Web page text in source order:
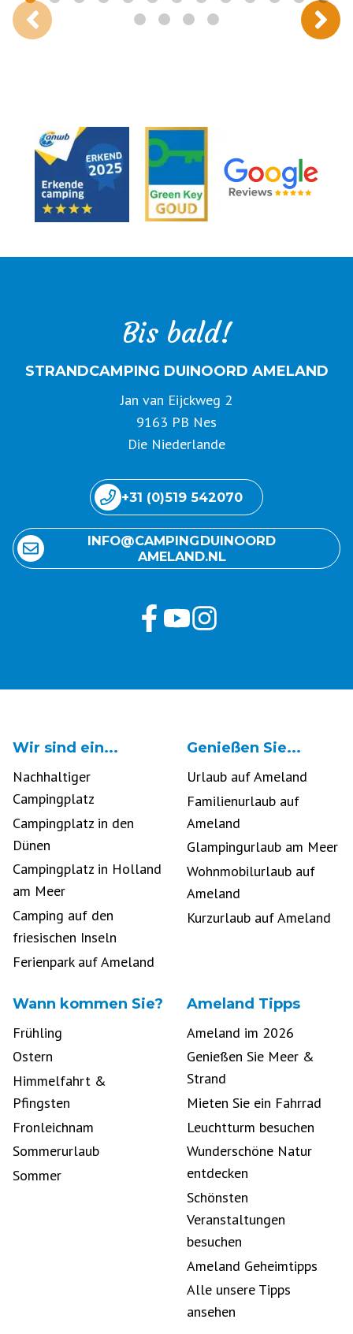
Bis bald!
STRANDCAMPING DUINOORD AMELAND
Jan van Eijckweg 2
9163 PB Nes
Die Niederlande
+31 (0)519 542070
INFO@ CAMPING DUINOORD
AMELAND.NL
Wir sind ein...
Nachhaltiger
Campingplatz
Campingplatz in den
Dünen
Campingplatz in Holland
am Meer
Camping auf den
friesischen Inseln
Ferienpark auf Ameland
Genießen Sie...
Urlaub auf Ameland
Familienurlaub auf
Ameland
Glampingurlaub am Meer
Wohnmobilurlaub auf
Ameland
Kurzurlaub auf Ameland
Wann kommen Sie?
Frühling
Ostern
Himmelfahrt &
Pfingsten
Fronleichnam
Sommerurlaub
Sommer
Ameland Tipps
Ameland im 2026
Genießen Sie Meer &
Strand
Mieten Sie ein Fahrrad
Leuchtturm besuchen
Wunderschöne Natur
entdecken
Schönsten
Veranstaltungen
besuchen
Ameland Geheimtipps
Alle unsere Tipps
ansehen